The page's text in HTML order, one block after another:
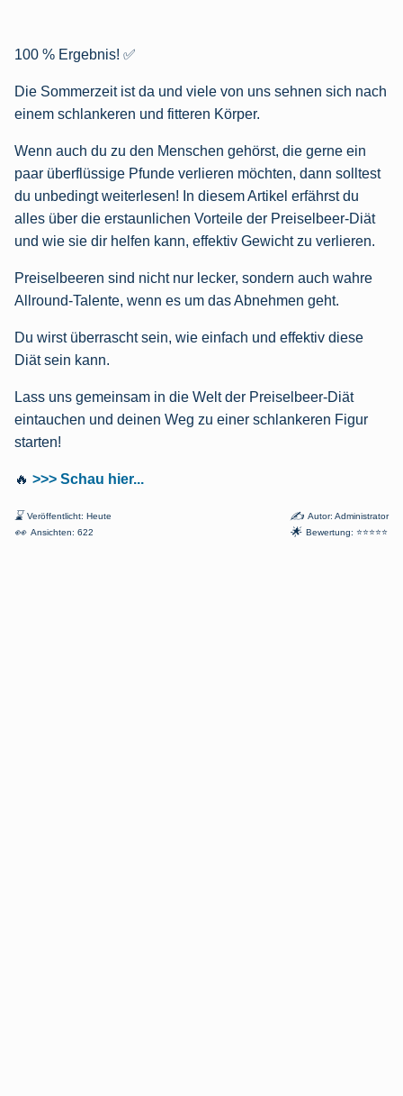
100 % Ergebnis! ✅
Die Sommerzeit ist da und viele von uns sehnen sich nach
einem schlankeren und fitteren Körper.
Wenn auch du zu den Menschen gehörst, die gerne ein
paar überflüssige Pfunde verlieren möchten, dann solltest
du unbedingt weiterlesen! In diesem Artikel erfährst du
alles über die erstaunlichen Vorteile der Preiselbeer-Diät
und wie sie dir helfen kann, effektiv Gewicht zu verlieren.
Preiselbeeren sind nicht nur lecker, sondern auch wahre
Allround-Talente, wenn es um das Abnehmen geht.
Du wirst überrascht sein, wie einfach und effektiv diese
Diät sein kann.
Lass uns gemeinsam in die Welt der Preiselbeer-Diät
eintauchen und deinen Weg zu einer schlankeren Figur
starten!
🔥 >>> Schau hier...
⌛ Veröffentlicht: Heute
👀 Ansichten: 622
✍ Autor: Administrator
🌟 Bewertung: ⭐⭐⭐⭐⭐